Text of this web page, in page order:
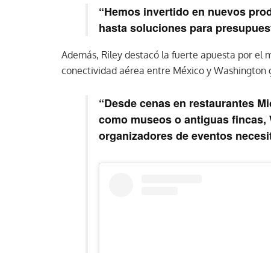
“Hemos invertido en nuevos
hasta soluciones para
Además, Riley destacó la fuerte apuesta por el
conectividad aérea entre México y Washington
“Desde cenas en restaurantes
como museos o antiguas
organizadores de eventos